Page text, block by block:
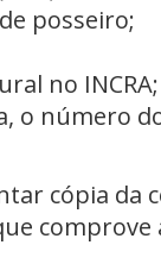
posseiro;
no INCRA;
número
cópia da
comprove